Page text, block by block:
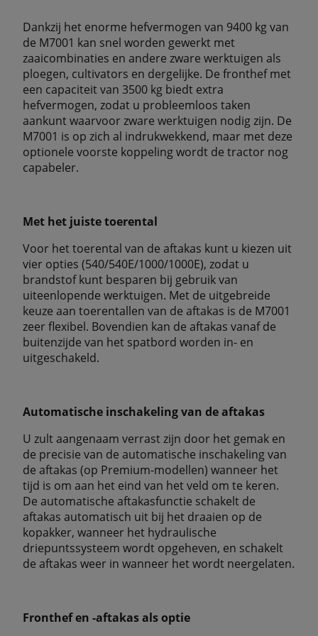
Dankzij het enorme hefvermogen van 9400 kg van
de M7001 kan snel worden gewerkt met
zaaicombinaties en andere zware werktuigen als
ploegen, cultivators en dergelijke. De fronthef met
een capaciteit van 3500 kg biedt extra
hefvermogen, zodat u probleemloos taken
aankunt waarvoor zware werktuigen nodig zijn. De
M7001 is op zich al indrukwekkend, maar met deze
optionele voorste koppeling wordt de tractor nog
capabeler.
Met het juiste toerental
Voor het toerental van de aftakas kunt u kiezen uit
vier opties (540/540E/1000/1000E), zodat u
brandstof kunt besparen bij gebruik van
uiteenlopende werktuigen. Met de uitgebreide
keuze aan toerentallen van de aftakas is de M7001
zeer flexibel. Bovendien kan de aftakas vanaf de
buitenzijde van het spatbord worden in- en
uitgeschakeld.
Automatische inschakeling van de aftakas
U zult aangenaam verrast zijn door het gemak en
de precisie van de automatische inschakeling van
de aftakas (op Premium-modellen) wanneer het
tijd is om aan het eind van het veld om te keren.
De automatische aftakasfunctie schakelt de
aftakas automatisch uit bij het draaien op de
kopakker, wanneer het hydraulische
driepuntssysteem wordt opgeheven, en schakelt
de aftakas weer in wanneer het wordt neergelaten.
Fronthef en -aftakas als optie